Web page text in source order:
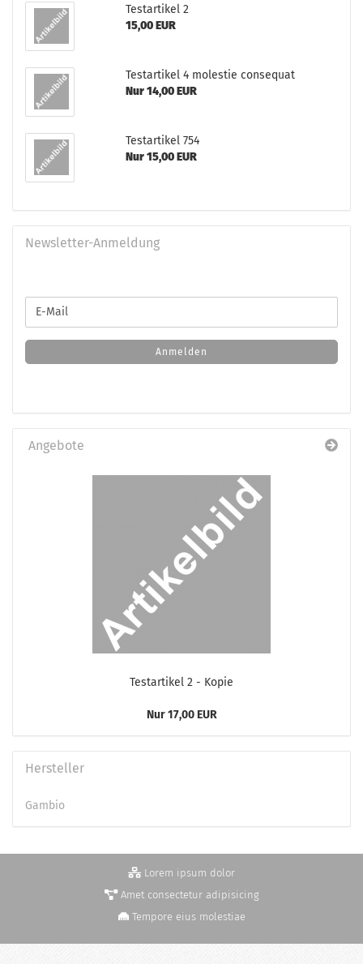
Te­st­ar­ti­kel 2
15,00 EUR
Te­st­ar­ti­kel 4 mo­lestie con­se­quat
Nur 14,00 EUR
Te­st­ar­ti­kel 754
Nur 15,00 EUR
Newsletter-Anmeldung
ZUR
E-
Mail
Anmelden
Angebote
Te­st­ar­ti­kel 2 - Kopie
Nur 17,00 EUR
Hersteller
Gambio
Lorem ipsum dolor
Amet consectetur adipisicing
Tempore eius molestiae